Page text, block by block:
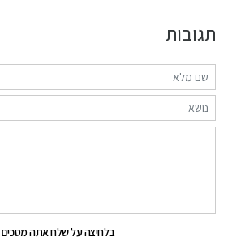
תגובות
בלחיצה על שלח אתה מסכים